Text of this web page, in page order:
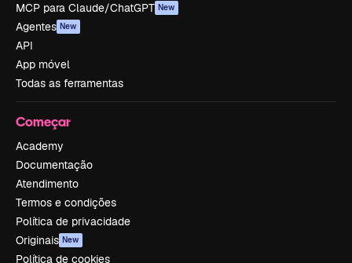
MCP para Claude/ChatGPT New
Agentes New
API
App móvel
Todas as ferramentas
Começar
Academy
Documentação
Atendimento
Termos e condições
Política de privacidade
Originais New
Política de cookies